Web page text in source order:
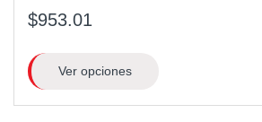
$953.01
Ver opciones